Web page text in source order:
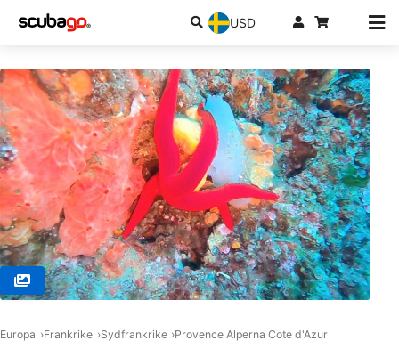
USD
Europa Frankrike Sydfrankrike Provence Alperna Cote d'Azur